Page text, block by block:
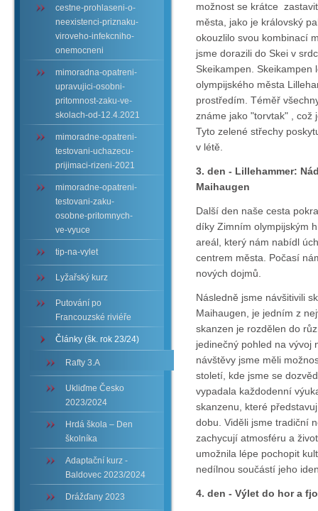
cestne-prohlaseni-o-
neexistenci-priznaku-
viroveho-infekcniho-
onemocneni
mimoradna-opatreni-
upravujici-osobni-
pritomnost-zaku-ve-
skolach-od-12.4.2021
mimoradne-opatreni-
testovani-uchazecu-
prijimaci-rizeni-2021
mimoradne-opatreni-
testovani-zaku-
osobne-pritomnych-
ve-vyuce
tip-na-vylet
Lyžařský kurz
Putování po
Francouzské riviéře
Články (šk. rok 23/24)
Rafty 3.A
Ukliďme Česko
2023/2024
Hrdá škola – Den
školníka
Adaptační kurz -
Baldovec 2023/2024
Drážďany 2023
možnost se krátce
města, jako je královský
okouzlilo svou kombinací
jsme dorazili do Skei v
Skeikampen.
olympijského města
prostředím. Téměř
známe jako "torvtak" , což
Tyto zelené střechy
v létě.
3. den - Lillehammer:
Maihaugen
Další den naše cesta
díky Zimním olympijským
areál, který nám nabídl
centrem města. Počasí
nových dojmů.
Následně jsme návšitivili
Maihaugen, je jedním z
skanzen je rozdělen do
jedinečný pohled na vývoj
návštěvy jsme měli
století, kde jsme se
vypadala každodenní
skanzenu, které
dobu. Viděli jsme tradiční
zachycují atmosféru a
umožnila lépe pochopit
nedílnou součástí jeho
4. den - Výlet do hor a